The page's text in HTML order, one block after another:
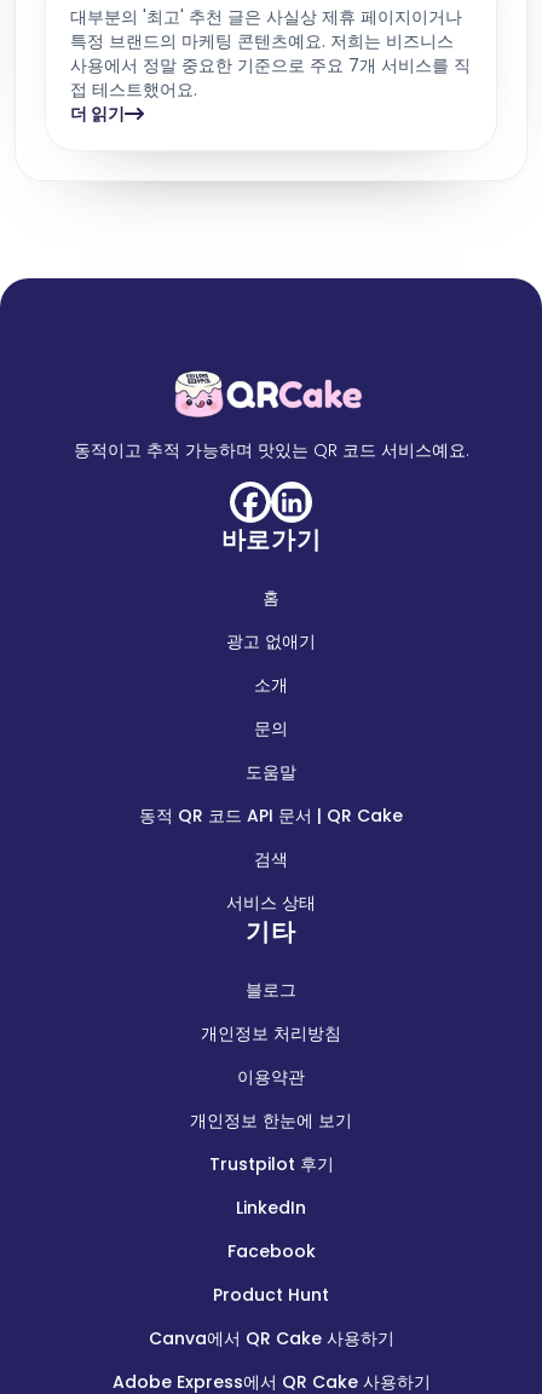
대부분의 '최고' 추천 글은 사실상 제휴 페이지이거나
특정 브랜드의 마케팅 콘텐츠예요. 저희는 비즈니스
사용에서 정말 중요한 기준으로 주요 7개 서비스를 직
접 테스트했어요.
더 읽기
동적이고 추적 가능하며 맛있는 QR 코드 서비스예요.
바로가기
홈
광고 없애기
소개
문의
도움말
동적 QR 코드 API 문서 | QR Cake
검색
서비스 상태
기타
블로그
개인정보 처리방침
이용약관
개인정보 한눈에 보기
Trustpilot 후기
LinkedIn
Facebook
Product Hunt
Canva에서 QR Cake 사용하기
Adobe Express에서 QR Cake 사용하기